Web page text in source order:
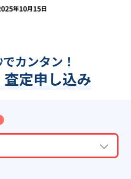
年10月15日
カンタン！
査定申し込み